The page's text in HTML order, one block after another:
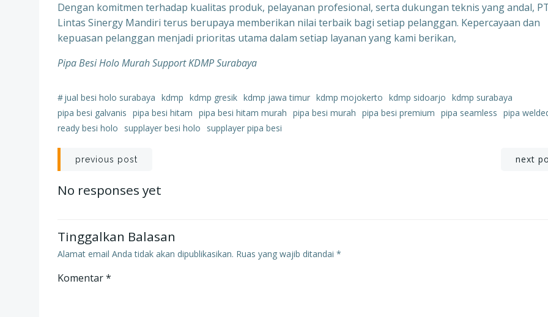
Dengan komitmen terhadap kualitas produk, pelayanan profesional, serta dukungan teknis yang andal,
Lintas Sinergy Mandiri terus berupaya memberikan nilai terbaik bagi setiap pelanggan. Kepercayaan dan
kepuasan pelanggan menjadi prioritas utama dalam setiap layanan yang kami berikan,
Pipa Besi Holo Murah Support KDMP Surabaya
#jual besi holo surabaya kdmp kdmp gresik kdmp jawa timur kdmp mojokerto kdmp sidoarjo kdmp surabaya
pipa besi galvanis pipa besi hitam pipa besi hitam murah pipa besi murah pipa besi premium pipa seamless pipa
ready besi holo
supplayer besi holo supplayer pipa besi
Post
navigation
previous post next
No responses yet
Tinggalkan Balasan
Alamat email Anda tidak akan dipublikasikan. Ruas yang wajib ditandai *
Komentar*